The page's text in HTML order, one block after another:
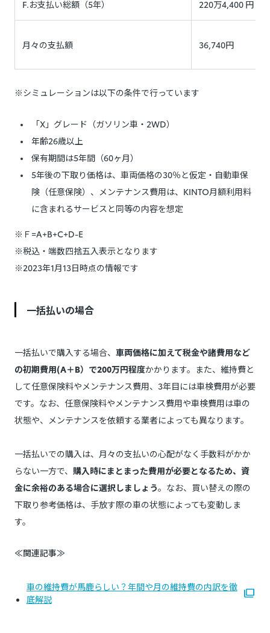
F.お支払い総額（5年） 220万4,400 円
月々の支払額 36,740円
※シミュレーションは以下の条件で行っています
「X」グレード（ガソリン車・2WD）
年齢26歳以上
保有期間は5年間（60ヶ月）
5年後の下取り価格は、車両価格の30％と仮定・自動車保
険（任意保険）、メンテナンス費用は、KINTO月額利用料
に含まれるサービスと同等の内容を想定
※Ｆ=A+B+C+D-E
※税込・端数四捨五入表示となります
※2023年1月13日時点の情報です
一括払いの場合
一括払いで購入する場合、 車両価格に加えて税金や諸費用など
の初期費用(A＋B）で200万円程度かかります。また、維持費と
して任意保険料やメンテナンス費用、3年目には車検費用が必要
です。なお、任意保険料やメンテナンス費用や車検費用は車の
状態や、メンテナンスを依頼する業者によっても異なります。
一括払いでの購入は、月々の支払いの心配がなく手数料がかか
らない一方で、 購入時にまとまった費用が必要となるため、資
金に余裕のある場合に選択しましょう。なお、買い替えの際の
下取り参考価格は、手放す際の車の状態によっても変動しま
す。
≪関連記事≫
車の維持費が馬鹿らしい？年間や月の維持費の内訳を徹
底解説